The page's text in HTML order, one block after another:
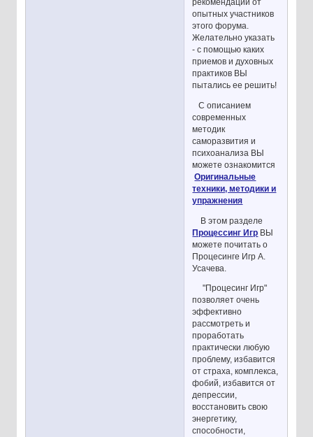
рекомендации от
опытных участников
этого форума.
Желательно указать
- с помощью каких
приемов и духовных
практиков ВЫ
пытались ее решить!
С описанием
современных
методик
саморазвития и
психоанализа ВЫ
можете ознакомится
Оригинальные
техники, методики и
упражнения
В этом разделе
Процессинг Игр ВЫ
можете почитать о
Процесинге Игр А.
Усачева.
"Процесинг Игр"
позволяет очень
эффективно
рассмотреть и
проработать
практически любую
проблему, избавится
от страха, комплекса,
фобий, избавится от
депрессии,
восстановить свою
энергетику,
способности,